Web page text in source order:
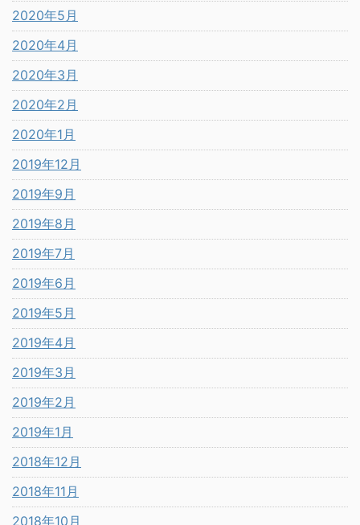
2020年5月
2020年4月
2020年3月
2020年2月
2020年1月
2019年12月
2019年9月
2019年8月
2019年7月
2019年6月
2019年5月
2019年4月
2019年3月
2019年2月
2019年1月
2018年12月
2018年11月
2018年10月